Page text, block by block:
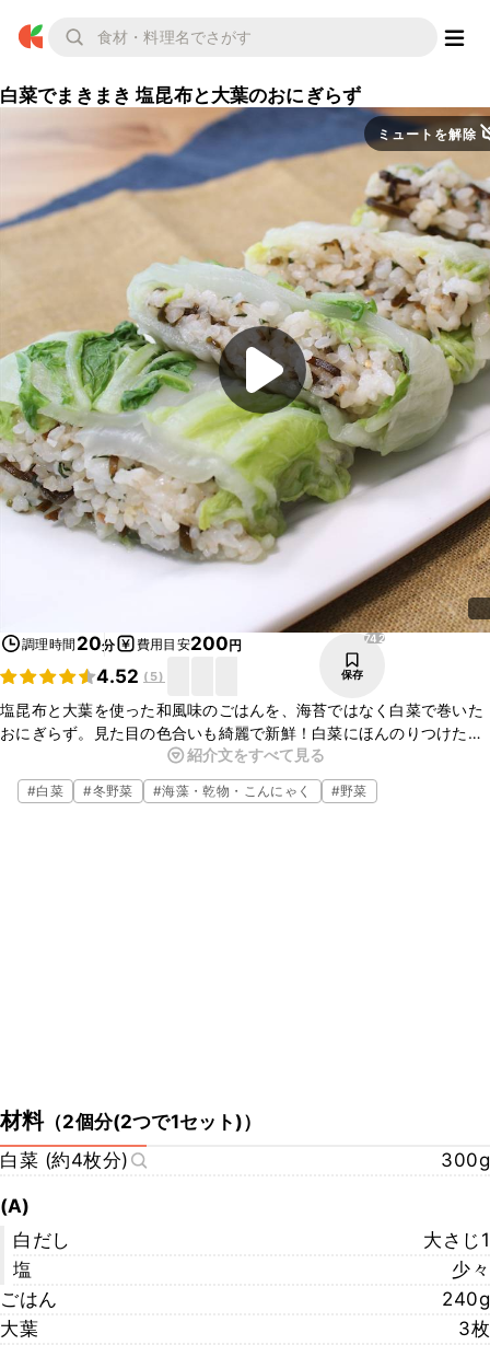
白菜でまきまき 塩昆布と大葉のおにぎらず
ミュートを解除
調理時間 20分 費用目安200円
4.52 ( 5)
742
保存
塩昆布と大葉を使った和風味のごはんを、海苔ではなく白菜で巻いた
おにぎらず。見た目の色合いも綺麗で新鮮！白菜にほんのりつけた塩
味がさっぱりと、ごはんともよく合います。朝ごはんや、蕎麦やそう
めんと一緒に食卓に並べたい一品です。
紹介文をすべて見る
#白菜 #冬野菜 #海藻・乾物・こんにゃく #野菜
材料（2個分(2つで1セット)）
白菜 (約4枚分)
300g
(A)
白だし
大さじ1
塩
少々
ごはん
240g
大葉
3枚